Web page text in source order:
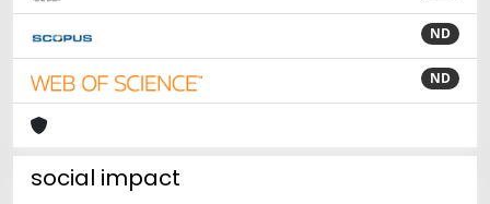
ND
ND
social impact